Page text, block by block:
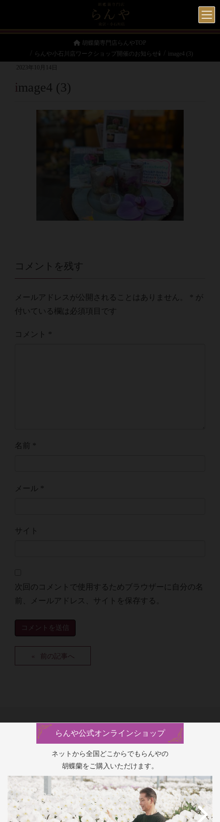
胡蝶蘭専門店らんやTOP
らんや小石川店ワークショップ開催のお知らせ🕯
image4 (3)
2023年10月14日
image4 (3)
コメントを残す
メールアドレスが公開されることはありません。
が
付いている欄は必須項目です
コメント
名前
メール
サイト
次回のコメントで使用するためブラウザーに自分の名
前、メールアドレス、サイトを保存する。
前の記事へ
らんや公式オンラインショップ
ネットから全国どこからでもらんやの
胡蝶蘭をご購入いただけます。